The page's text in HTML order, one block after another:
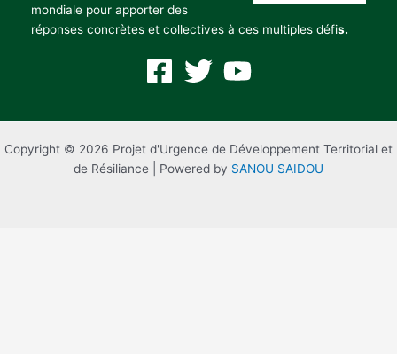
mondiale pour apporter des
réponses concrètes et collectives à ces multiples défis.
Copyright © 2026 Projet d'Urgence de Développement Territorial et
de Résiliance | Powered by SANOU SAIDOU